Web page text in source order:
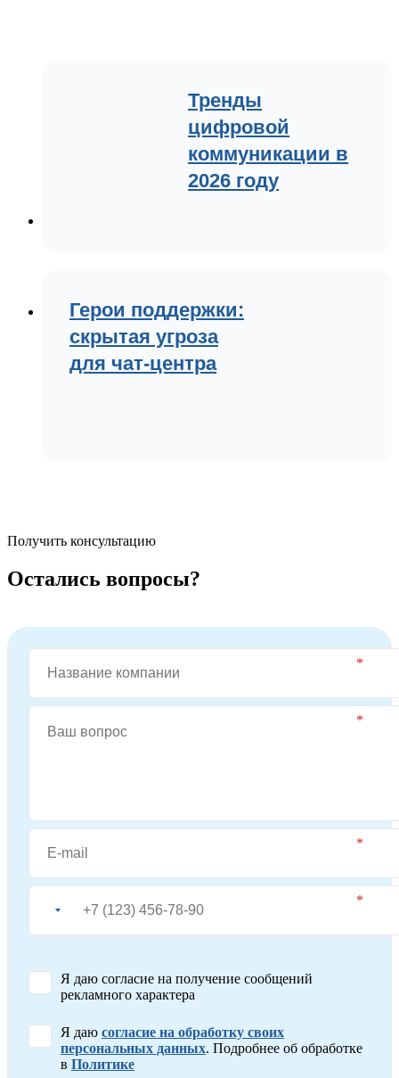
Тренды
цифровой
коммуникации в
2026 году
Герои поддержки:
скрытая угроза
для чат-центра
Получить консультацию
Остались вопросы?
Я даю согласие на получение сообщений
рекламного характера
Я даю согласие на обработку своих
персональных данных. Подробнее об обработке
в Политике